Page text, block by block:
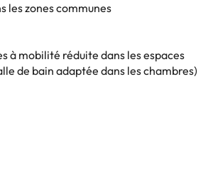
les zones communes
à mobilité réduite dans les espaces
de bain adaptée dans les chambres)